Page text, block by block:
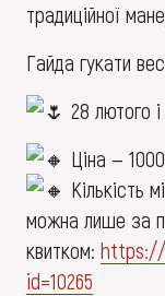
традиційної
Гайда гукати
28 лютого
Ціна —
Кількість
можна лише за
квитком: https://
id=10265